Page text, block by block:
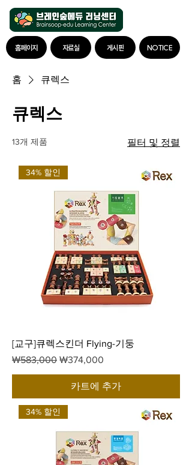
자료실 게시판 NOTICE
홈페이지
홈 큐렉스
큐렉스
13개 제품 필터 및 정렬
34% 할인
[교구]큐렉스킨더 Flying-기둥
일반가
₩583,000 할인가
₩374,000
카트에 추가
34% 할인